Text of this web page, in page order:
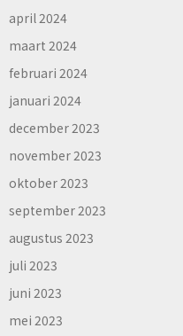
april 2024
maart 2024
februari 2024
januari 2024
december 2023
november 2023
oktober 2023
september 2023
augustus 2023
juli 2023
juni 2023
mei 2023